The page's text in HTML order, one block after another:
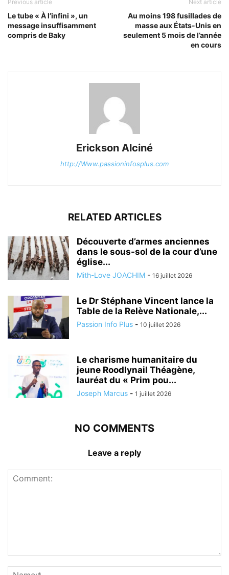
Previous article
Le tube « À l’infini », un
message insuffisamment
compris de Baky
Next article
Au moins 198 fusillades de
masse aux États-Unis en
seulement 5 mois de l’année
en cours
Erickson Alciné
http://Www.passioninfosplus.com
RELATED ARTICLES
Découverte d’armes anciennes
dans le sous-sol de la cour d’une
église...
Mith-Love JOACHIM - 16 juillet 2026
Le Dr Stéphane Vincent lance la
Table de la Relève Nationale,...
Passion Info Plus - 10 juillet 2026
Le charisme humanitaire du
jeune Roodlynail Théagène,
lauréat du « Prim pou...
Joseph Marcus - 1 juillet 2026
NO COMMENTS
Leave a reply